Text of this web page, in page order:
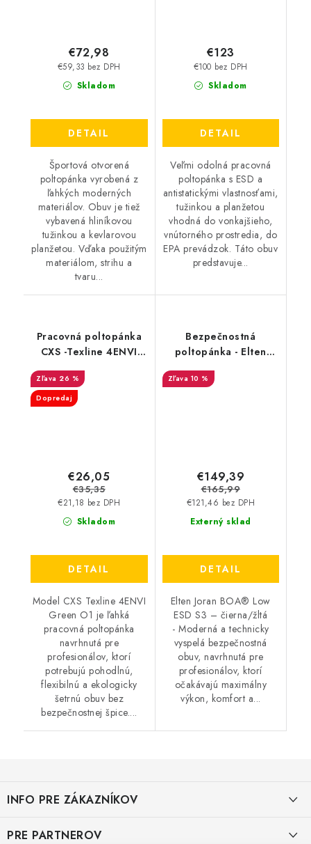
Skladom
€59,33 bez DPH
€72,98
DETAIL
Športová otvorená
poltopánka vyrobená z
ľahkých moderných
materiálov. Obuv je tiež
vybavená hliníkovou
tužinkou a kevlarovou
planžetou. Vďaka použitým
materiálom, strihu a
tvaru...
Skladom
€100 bez DPH
€123
DETAIL
Veľmi odolná pracovná
poltopánka s ESD a
antistatickými vlastnosťami,
tužinkou a planžetou
vhodná do vonkajšieho,
vnútorného prostredia, do
EPA prevádzok. Táto obuv
predstavuje...
Pracovná poltopánka
CXS -Texline 4ENVI
Green O1
26 %
Dopredaj
Skladom
€21,18 bez DPH
€26,05
€35,35
DETAIL
Model CXS Texline 4ENVI
Green O1 je ľahká
pracovná poltopánka
navrhnutá pre
profesionálov, ktorí
potrebujú pohodlnú,
flexibilnú a ekologicky
šetrnú obuv bez
bezpečnostnej špice....
Bezpečnostná
poltopánka - Elten
Joran BOA®Low S3
ESD - čierna-žltá
10 %
Externý sklad
€121,46 bez DPH
€149,39
€165,99
DETAIL
Elten Joran BOA® Low
ESD S3 – čierna/žltá
- Moderná a technicky
vyspelá bezpečnostná
obuv, navrhnutá pre
profesionálov, ktorí
očakávajú maximálny
výkon, komfort a...
p
ä
INFO PRE ZÁKAZNÍKOV
AKO NAKUPOVAŤ
PRE PARTNEROV